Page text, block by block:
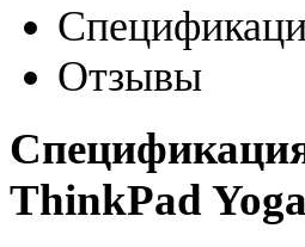
Отзывы
ThinkPad